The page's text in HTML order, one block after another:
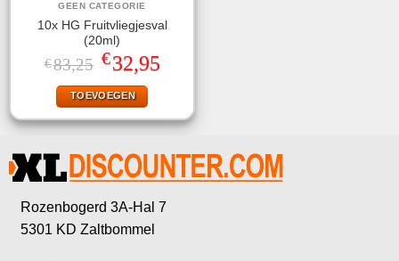
GEEN CATEGORIE
10x HG Fruitvliegjesval
(20ml)
€83,25 Oorspronkelijke
prijs
was:
€83,25.
€32,95Huidige
prijs
TOEVOEGEN
Rozenbogerd 3A-Hal 7
5301 KD Zaltbommel